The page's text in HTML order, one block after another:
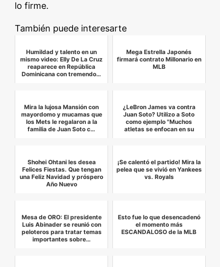
lo firme.
También puede interesarte
Humildad y talento en un
mismo video: Elly De La Cruz
reaparece en República
Dominicana con tremendo…
Mega Estrella Japonés
firmará contrato Millonario en
MLB
Mira la lujosa Mansión con
mayordomo y mucamas que
los Mets le regalaron a la
familia de Juan Soto c…
¿LeBron James va contra
Juan Soto? Utilizo a Soto
como ejemplo "Muchos
atletas se enfocan en su
Shohei Ohtani les desea
Felices Fiestas. Que tengan
una Feliz Navidad y próspero
Año Nuevo
¡Se calentó el partido! Mira la
pelea que se vivió en Yankees
vs. Royals
Mesa de ORO: El presidente
Luis Abinader se reunió con
peloteros para tratar temas
importantes sobre…
Esto fue lo que desencadenó
el momento más
ESCANDALOSO de la MLB